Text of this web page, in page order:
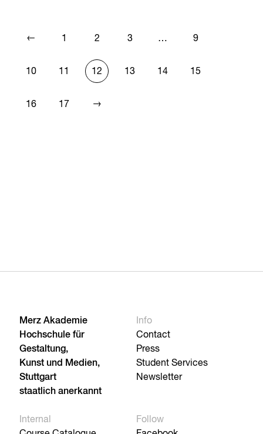
← 1 2 3 … 9
10 11 12 13 14 15
16 17 →
Merz Akademie
Hochschule für
Gestaltung,
Kunst und Medien,
Stuttgart
staatlich anerkannt
Info
Contact
Press
Student Services
Newsletter
Internal
Follow